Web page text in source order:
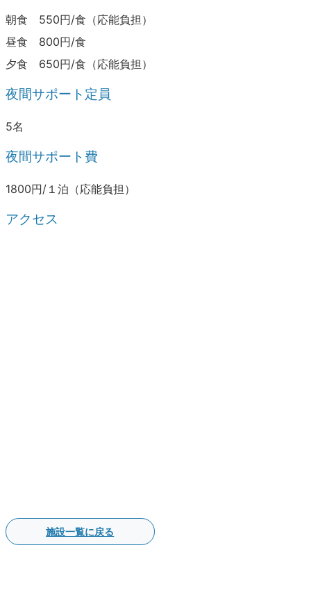
朝食 550円/食（応能負担）
昼食 800円/食
夕食 650円/食（応能負担）
夜間サポート定員
5名
夜間サポート費
1800円/１泊（応能負担）
アクセス
施設一覧に戻る